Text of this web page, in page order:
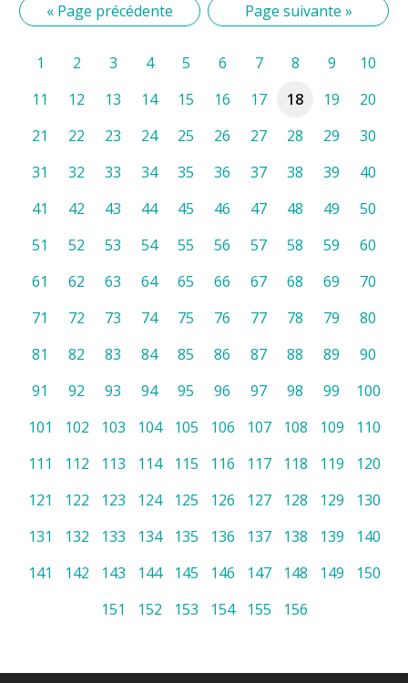
« Page précédente Page suivante »
1 2 3 4 5 6 7 8 9
10
11
12 13 14 15 16 17 18 19
20
21
22 23 24 25 26 27 28 29
30
31
32 33 34 35 36 37 38 39
40
41
42 43 44 45 46 47 48 49
50
51
52 53 54 55 56 57 58 59
60
61
62 63 64 65 66 67 68 69
70
71
72 73 74 75 76 77 78 79
80
81
82 83 84 85 86 87 88 89
90
91
92 93 94 95 96 97 98 99
100
101
102 103 104 105 106 107 108 109
110
111
112 113 114 115 116 117 118 119
120
121
122 123 124 125 126 127 128 129
130
131
132 133 134 135 136 137 138 139
140
141
142 143 144 145 146 147 148 149
150
151
152 153 154 155 156